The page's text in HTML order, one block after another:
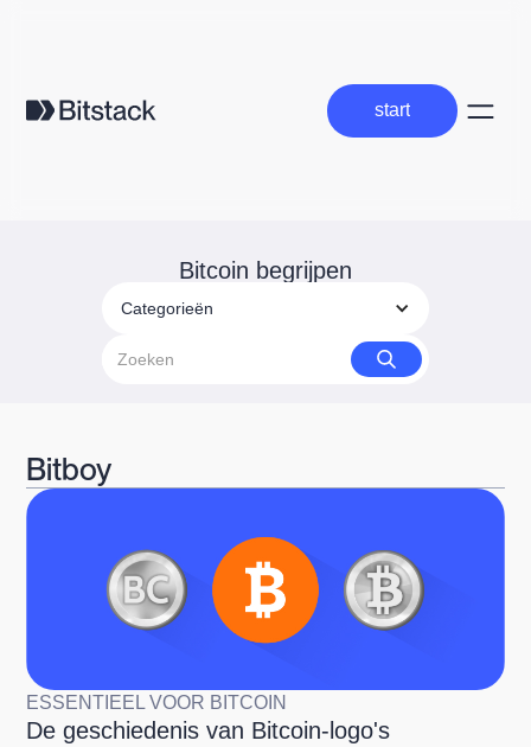
start
start
Bitcoin begrijpen
Categorieën
Bitboy
ESSENTIEEL VOOR BITCOIN
De geschiedenis van Bitcoin-logo's